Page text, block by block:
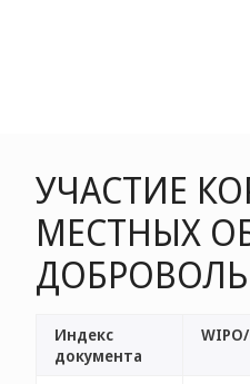
УЧАСТИЕ
МЕСТНЫХ
Индекс
документа